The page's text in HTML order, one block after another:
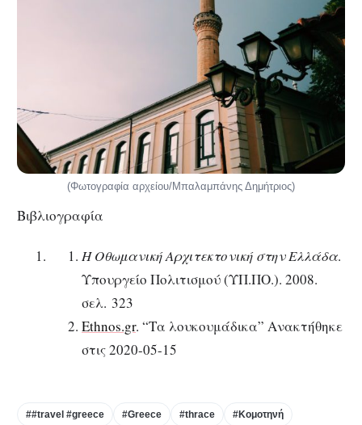
(Φωτογραφία αρχείου/Μπαλαμπάνης Δημήτριος)
Βιβλιογραφία
Η Οθωμανική Αρχιτεκτονική στην Ελλάδα.
Υπουργείο Πολιτισμού (ΥΠ.ΠΟ.). 2008.
σελ. 323
Ethnos.gr. “Τα λουκουμάδικα” Ανακτήθηκε
στις 2020-05-15
##travel #greece #Greece #thrace #Κομοτηνή